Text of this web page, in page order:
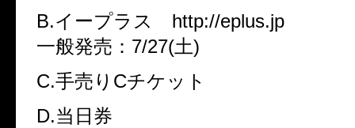
B.イープラス http://eplus.jp
一般発売：7/27(土)
C.手売りCチケット
D.当日券